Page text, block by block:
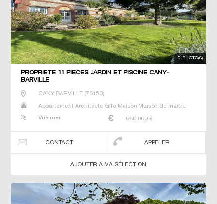
9 PHOTO(S)
PROPRIETE 11 PIECES JARDIN ET PISCINE CANY-
BARVILLE
CANY BARVILLE(76450)
Appartement Architecte Gîte Maison Maison de maitre
Vue mer
680 000 €
CONTACT APPELER
AJOUTER A MA SÉLECTION